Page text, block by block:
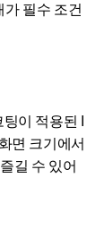
필수 조건
이 적용된 I
면 크기에서
길 수 있어